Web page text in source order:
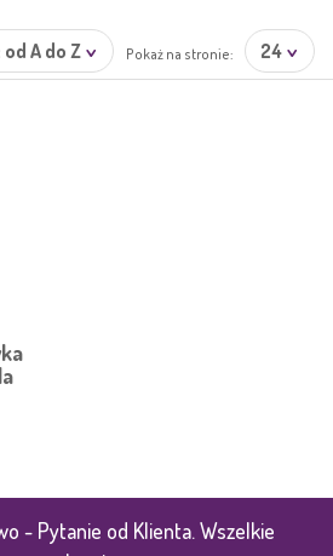
A do Z Pokaż na stronie: 24
- Pytanie od Klienta. Wszelkie